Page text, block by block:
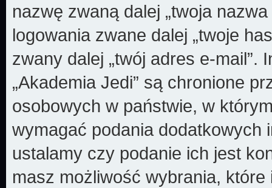
nazwę zwaną dalej „twoja
logowania zwane dalej „twoje
zwany dalej „twój adres e-mail”.
„Akademia Jedi” są chronione
osobowych w państwie, w
wymagać podania dodatkowych
ustalamy czy podanie ich jest
masz możliwość wybrania,